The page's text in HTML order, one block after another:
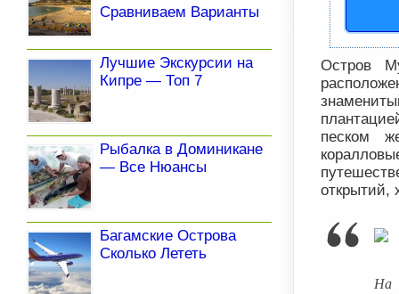
Остров
песком
открытий,
На
Сравниваем Варианты
Лучшие Экскурсии на
Кипре — Топ 7
Рыбалка в Доминикане
— Все Нюансы
Багамские Острова
Сколько Лететь